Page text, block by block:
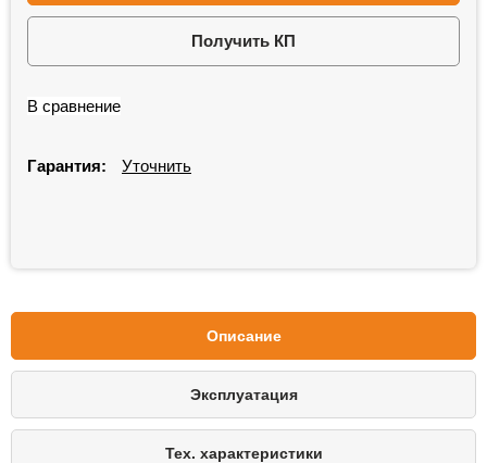
Получить КП
В сравнение
Гарантия: Уточнить
Описание
Эксплуатация
Тех. характеристики